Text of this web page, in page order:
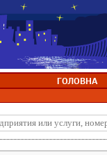
ГОЛОВНА